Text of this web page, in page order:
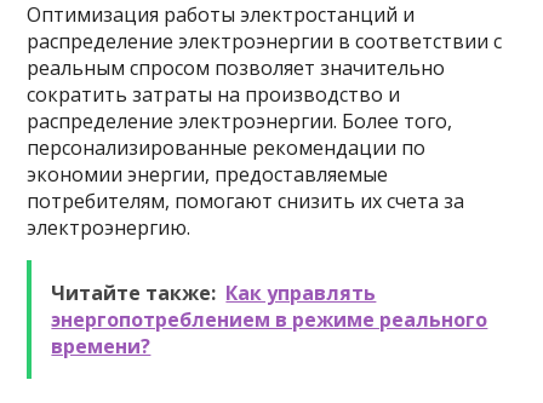
Оптимизация работы электростанций и
распределение электроэнергии в соответствии с
реальным спросом позволяет значительно
сократить затраты на производство и
распределение электроэнергии. Более того,
персонализированные рекомендации по
экономии энергии, предоставляемые
потребителям, помогают снизить их счета за
электроэнергию.
Читайте также: Как управлять
энергопотреблением в режиме реального
времени?